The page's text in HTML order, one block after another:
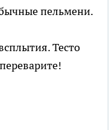
пельмени.
Тесто